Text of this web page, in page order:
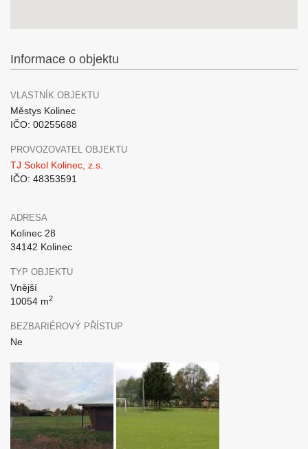
Informace o objektu
VLASTNÍK OBJEKTU
Městys Kolinec
IČO: 00255688
PROVOZOVATEL OBJEKTU
TJ Sokol Kolinec, z.s.
IČO: 48353591
ADRESA
Kolinec 28
34142 Kolinec
TYP OBJEKTU
Vnější
10054 m2
BEZBARIÉROVÝ PŘÍSTUP
Ne